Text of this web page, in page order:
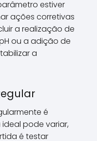
estiver
ações corretivas
a realização de
ou a adição de
a
é
pode variar,
é testar